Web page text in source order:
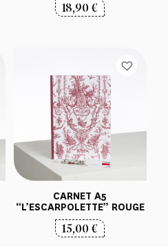
18,90€
CARNET A5
“L’ESCARPOLETTE” ROUGE
15,00€